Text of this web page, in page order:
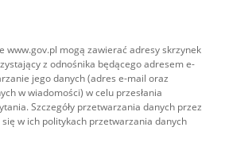
www.gov.pl mogą zawierać adresy skrzynek
z odnośnika będącego adresem e-
jego danych (adres e-mail oraz
w wiadomości) w celu przesłania
Szczegóły przetwarzania danych przez
w ich politykach przetwarzania danych